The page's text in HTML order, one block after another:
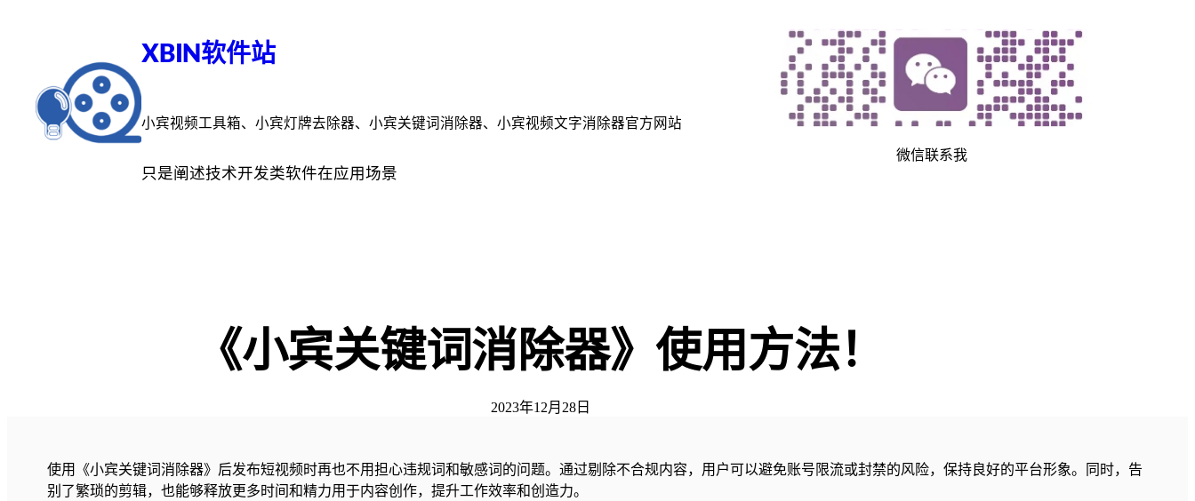
XBIN软件站
小宾视频工具箱、小宾灯牌去除器、小宾关键词消除器、小宾视频文字消除器官方网站
只是阐述技术开发类软件在应用场景
微信联系我
《小宾关键词消除器》使用方法！
2023年12月28日
使用《小宾关键词消除器》后发布短视频时再也不用担心违规词和敏感词的问题。通过剔除不合规内容，用户可以避免账号限流或封禁的风险，保持良好的平台形象。同时，告
别了繁琐的剪辑，也能够释放更多时间和精力用于内容创作，提升工作效率和创造力。